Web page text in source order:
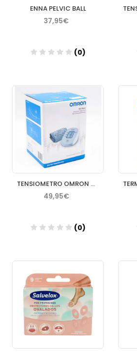
ENNA PELVIC BALL
37,95€
(0)
Añadir
TENSIOMETRO OMRON M2 BASIC
49,95€
(0)